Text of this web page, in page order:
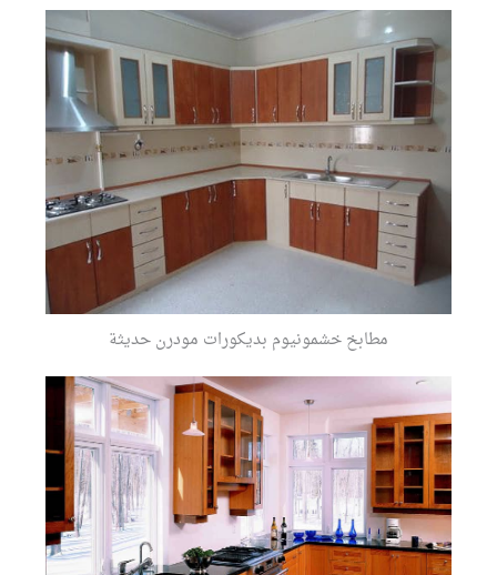
مطابخ خشمونيوم بديكورات مودرن حديثة